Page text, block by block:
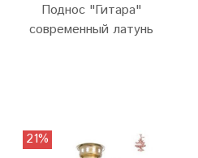
Поднос "Гитара"
современный латунь
21%